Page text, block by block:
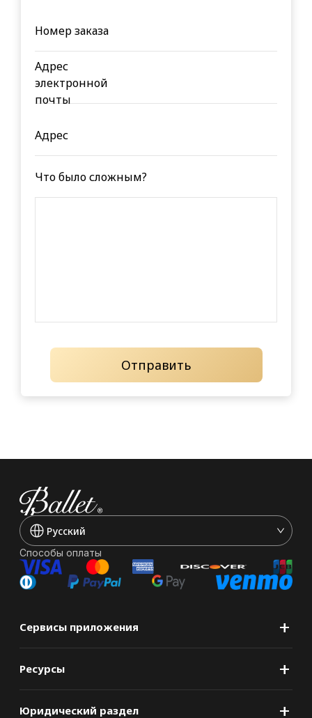
Номер заказа
Адрес
электронной
почты
Адрес
Что было сложным?
Отправить
Pусский
Способы оплаты
+
Сервисы приложения
+
Ресурсы
+
Юридический раздел